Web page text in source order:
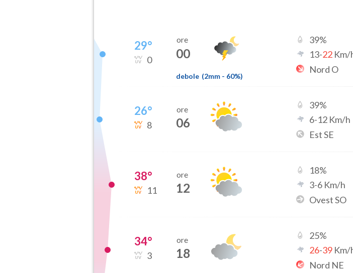
29°
0
ore
00
debole (2mm - 60%)
39%
13-22 Km/
Nord O
26°
8
ore
06
39%
6-12 Km/h
Est SE
38°
11
ore
12
18%
3-6 Km/h
Ovest SO
34°
3
ore
18
25%
26-39 Km/
Nord NE